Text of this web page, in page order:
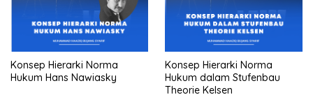
Konsep Hierarki Norma
Hukum Hans Nawiasky
Konsep Hierarki Norma
Hukum dalam Stufenbau
Theorie Kelsen